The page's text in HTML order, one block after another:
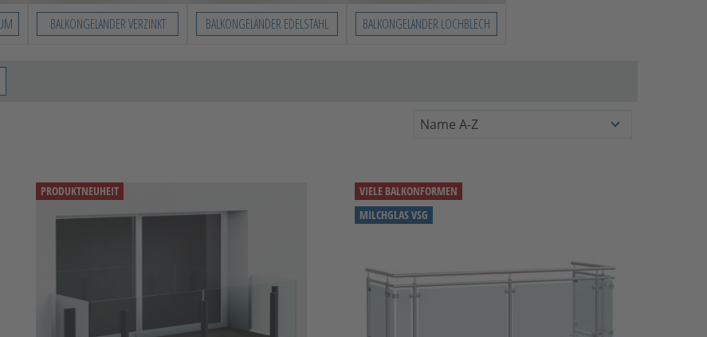
BALKONGELÄNDER VERZINKT BALKONGELÄNDER EDELSTAHL BALKONGELÄNDER LOCHBLECH
PRODUKTNEUHEIT
VIELE BALKONFORMEN
MILCHGLAS VSG